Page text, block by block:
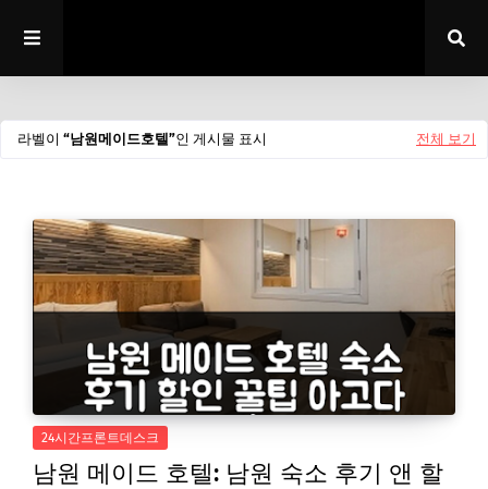
라벨이 남원메이드호텔 인 게시물 표시 전체 보기
24시간프론트데스크
남원 메이드 호텔: 남원 숙소 후기 앤 할